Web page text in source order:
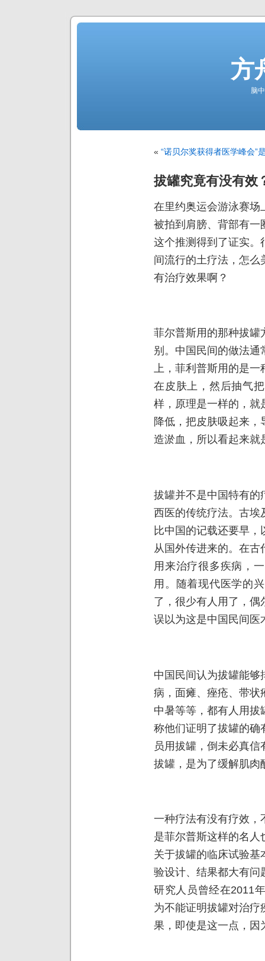
方
脑
« “诺贝尔奖获得者医学峰会”
拔罐究竟有没有效
在里约奥运会游泳赛场
被拍到肩膀、背部有一
这个推测得到了证实。
间流行的土疗法，怎
有治疗效果啊？
菲尔普斯用的那种拔罐
别。中国民间的做法
上，菲利普斯用的是一
在皮肤上，然后抽气
样，原理是一样的，就
降低，把皮肤吸起来
造淤血，所以看起来就
拔罐并不是中国特有的
西医的传统疗法。古埃
比中国的记载还要早
从国外传进来的。在
用来治疗很多疾病，
用。随着现代医学的
了，很少有人用了，
误以为这是中国民间医
中国民间认为拔罐能
病，面瘫、痤疮、带状
中暑等等，都有人用
称他们证明了拔罐的确
员用拔罐，倒未必真
拔罐，是为了缓解肌肉
一种疗法有没有疗效，
是菲尔普斯这样的名
关于拔罐的临床试验
验设计、结果都大有问
研究人员曾经在2011
为不能证明拔罐对治
果，即使是这一点，因